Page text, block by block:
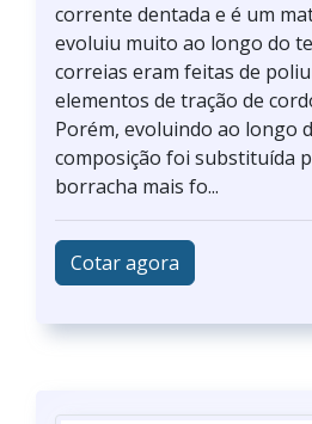
corrente dentada e é um
evoluiu muito ao longo do
correias eram feitas de
elementos de tração de
Porém, evoluindo ao longo
composição foi substituída
borracha mais fo...
Cotar agora